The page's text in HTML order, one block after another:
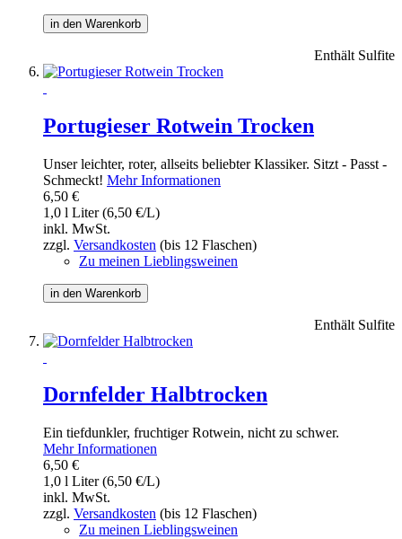
in den Warenkorb
Enthält Sulfite
Portugieser Rotwein Trocken
Unser leichter, roter, allseits beliebter Klassiker. Sitzt - Passt -
Schmeckt! Mehr Informationen
6,50 €
1,0 l Liter (6,50 €/L)
inkl. MwSt.
zzgl. Versandkosten (bis 12 Flaschen)
Zu meinen Lieblingsweinen
in den Warenkorb
Enthält Sulfite
Dornfelder Halbtrocken
Ein tiefdunkler, fruchtiger Rotwein, nicht zu schwer.
Mehr Informationen
6,50 €
1,0 l Liter (6,50 €/L)
inkl. MwSt.
zzgl. Versandkosten (bis 12 Flaschen)
Zu meinen Lieblingsweinen